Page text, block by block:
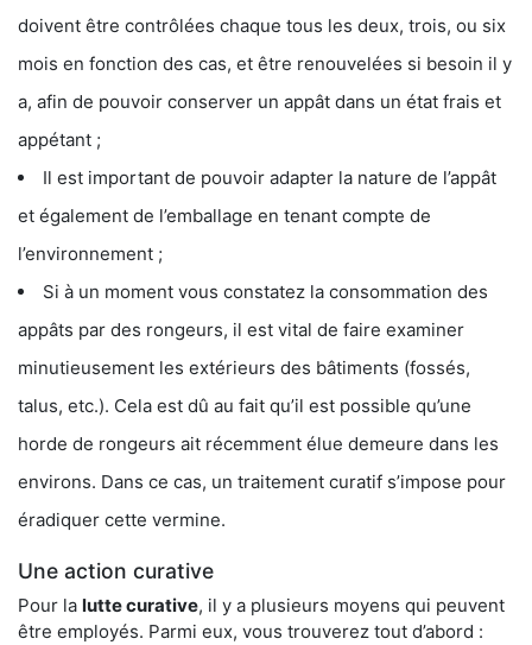
doivent être contrôlées chaque tous les deux, trois, ou six
mois en fonction des cas, et être renouvelées si besoin il y
a, afin de pouvoir conserver un appât dans un état frais et
appétant ;
Il est important de pouvoir adapter la nature de l’appât
et également de l’emballage en tenant compte de
l’environnement ;
Si à un moment vous constatez la consommation des
appâts par des rongeurs, il est vital de faire examiner
minutieusement les extérieurs des bâtiments (fossés,
talus, etc.). Cela est dû au fait qu’il est possible qu’une
horde de rongeurs ait récemment élue demeure dans les
environs. Dans ce cas, un traitement curatif s’impose pour
éradiquer cette vermine.
Une action curative
Pour la lutte curative, il y a plusieurs moyens qui peuvent
être employés. Parmi eux, vous trouverez tout d’abord :